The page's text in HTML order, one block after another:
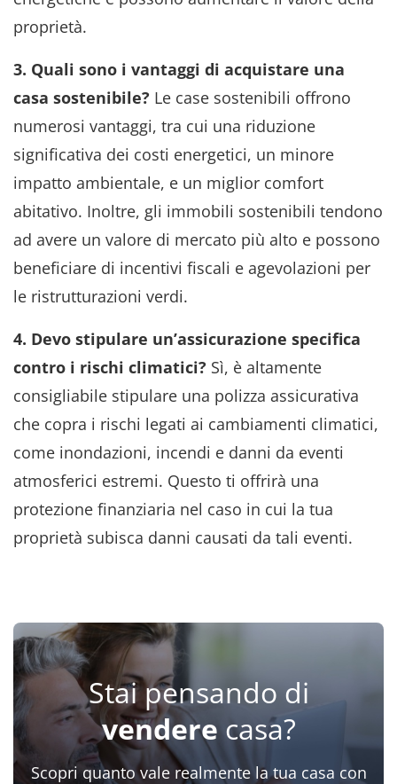
proprietà.
3. Quali sono i vantaggi di acquistare una
casa sostenibile? Le case sostenibili offrono
numerosi vantaggi, tra cui una riduzione
significativa dei costi energetici, un minore
impatto ambientale, e un miglior comfort
abitativo. Inoltre, gli immobili sostenibili tendono
ad avere un valore di mercato più alto e possono
beneficiare di incentivi fiscali e agevolazioni per
le ristrutturazioni verdi.
4. Devo stipulare un’assicurazione specifica
contro i rischi climatici? Sì, è altamente
consigliabile stipulare una polizza assicurativa
che copra i rischi legati ai cambiamenti climatici,
come inondazioni, incendi e danni da eventi
atmosferici estremi. Questo ti offrirà una
protezione finanziaria nel caso in cui la tua
proprietà subisca danni causati da tali eventi.
Stai pensando di
vendere casa?
Scopri quanto vale realmente la tua casa con